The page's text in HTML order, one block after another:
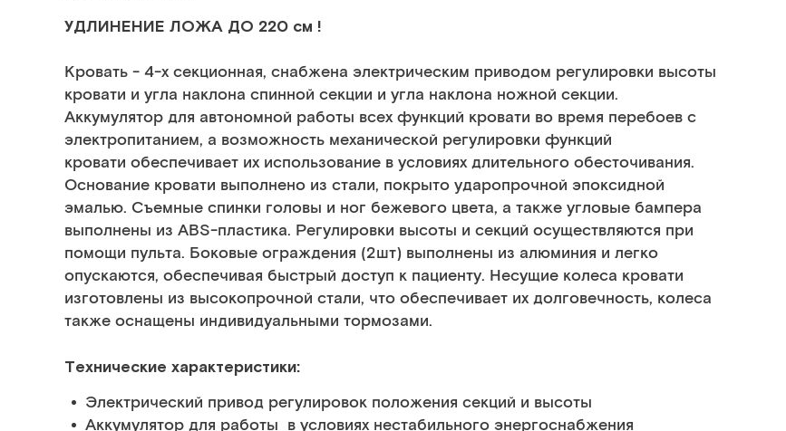
УДЛИНЕНИЕ ЛОЖА ДО 220 см !
Кровать - 4-х секционная, снабжена электрическим приводом регулировки высоты
кровати и угла наклона спинной секции и угла наклона ножной секции.
Аккумулятор для автономной работы всех функций кровати во время перебоев с
электропитанием, а возможность механической регулировки функций
кровати обеспечивает их использование в условиях длительного обесточивания.
Основание кровати выполнено из стали, покрыто ударопрочной эпоксидной
эмалью. Съемные спинки головы и ног бежевого цвета, а также угловые бампера
выполнены из ABS-пластика. Регулировки высоты и секций осуществляются при
помощи пульта. Боковые ограждения (2шт) выполнены из алюминия и легко
опускаются, обеспечивая быстрый доступ к пациенту. Несущие колеса кровати
изготовлены из высокопрочной стали, что обеспечивает их долговечность, колеса
также оснащены индивидуальными тормозами.
Технические характеристики:
Электрический привод регулировок положения секций и высоты
Аккумулятор для работы в условиях нестабильного энергоснабжения